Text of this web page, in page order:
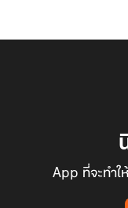
App ที่จะทำ